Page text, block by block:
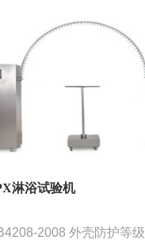
淋浴试验机
2008 外壳防护等级